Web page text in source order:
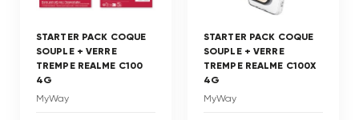
STARTER PACK COQUE
SOUPLE + VERRE
TREMPE REALME C100
4G
MyWay
STARTER PACK COQUE
SOUPLE + VERRE
TREMPE REALME C100X
4G
MyWay